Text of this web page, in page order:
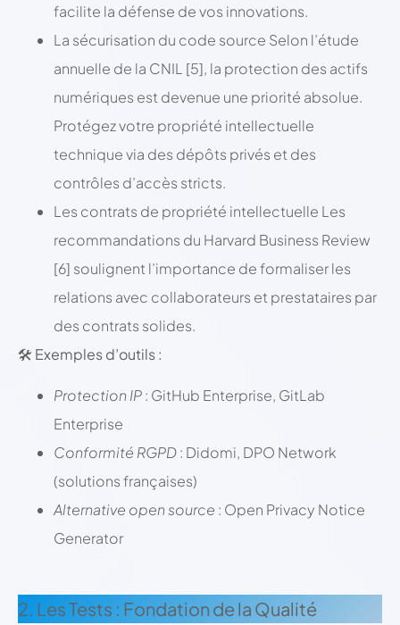
facilite la défense de vos innovations.
La sécurisation du code source Selon l’étude
annuelle de la CNIL [5], la protection des actifs
numériques est devenue une priorité absolue.
Protégez votre propriété intellectuelle
technique via des dépôts privés et des
contrôles d’accès stricts.
Les contrats de propriété intellectuelle Les
recommandations du Harvard Business Review
[6] soulignent l’importance de formaliser les
relations avec collaborateurs et prestataires par
des contrats solides.
🛠️ Exemples d’outils :
Protection IP: GitHub Enterprise, GitLab
Enterprise
Conformité RGPD: Didomi, DPO Network
(solutions françaises)
Alternative open source : Open Privacy Notice
Generator
2. Les Tests : Fondation de la Qualité